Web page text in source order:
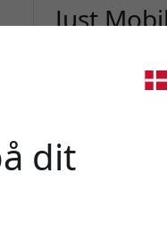
Just
og 2,
pasform
dit